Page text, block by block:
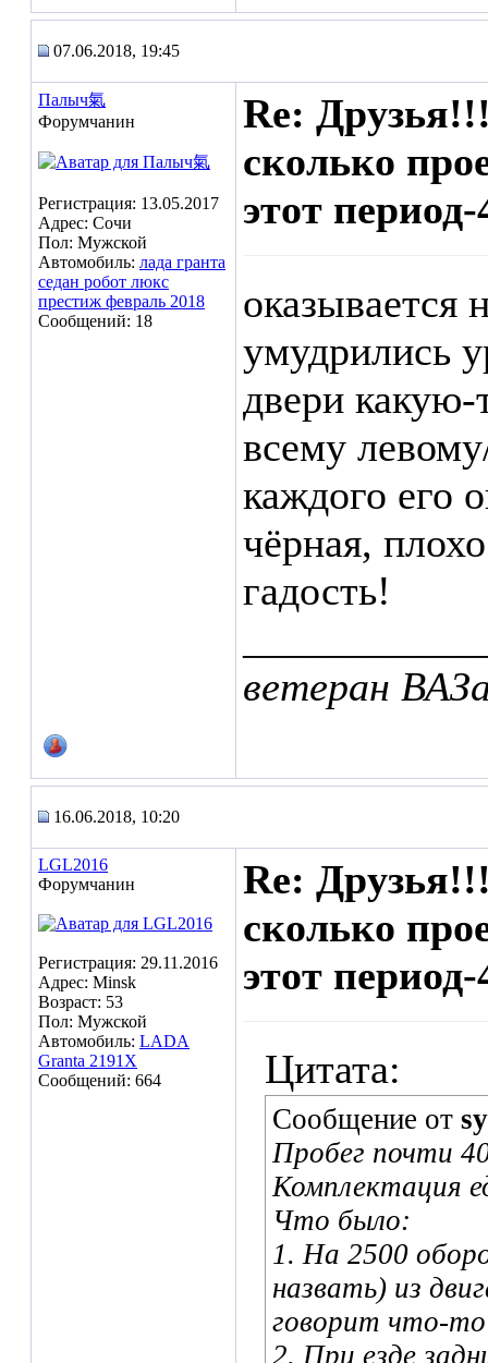
07.06.2018, 19:45
Палыч氣
Форумчанин
Регистрация: 13.05.2017
Адрес: Сочи
Пол: Мужской
Автомобиль: лада гранта
седан робот люкс
престиж февраль 2018
Сообщений: 18
Re:
сколько
этот период-
оказывается
умудрились
двери
всему
каждого его
чёрная,
гадость!
ветеран
16.06.2018, 10:20
LGL2016
Форумчанин
Регистрация: 29.11.2016
Адрес: Minsk
Возраст: 53
Пол: Мужской
Автомобиль: LADA
Granta 2191X
Сообщений: 664
Re:
сколько
этот период-
Цитата:
Сообщение от
Пробег почти
Комплектация
Что было:
1. На 2500
назвать) из
говорит что-то
2. При езде